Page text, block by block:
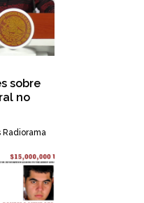
sobre
no
Radiorama